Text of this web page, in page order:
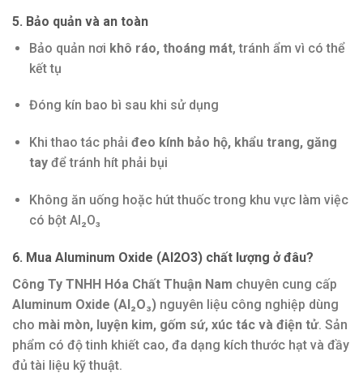
5. Bảo quản và an toàn
Bảo quản nơi khô ráo, thoáng mát, tránh ẩm vì có thể
kết tụ
Đóng kín bao bì sau khi sử dụng
Khi thao tác phải đeo kính bảo hộ, khẩu trang, găng
tayđể tránh hít phải bụi
Không ăn uống hoặc hút thuốc trong khu vực làm việc
có bột Al₂O₃
6. Mua Aluminum Oxide (Al2O3) chất lượng ở đâu?
Công Ty TNHH Hóa Chất Thuận Nam chuyên cung cấp
Aluminum Oxide (Al₂O₃) nguyên liệu công nghiệp dùng
cho mài mòn, luyện kim, gốm sứ, xúc tác và điện tử. Sản
phẩm có độ tinh khiết cao, đa dạng kích thước hạt và đầy
đủ tài liệu kỹ thuật.